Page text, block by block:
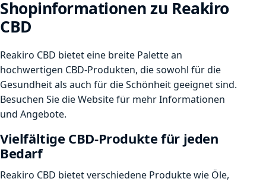
Shopinformationen zu Reakiro
CBD
Reakiro CBD bietet eine breite Palette an
hochwertigen CBD-Produkten, die sowohl für die
Gesundheit als auch für die Schönheit geeignet sind.
Besuchen Sie die Website für mehr Informationen
und Angebote.
Vielfältige CBD-Produkte für jeden
Bedarf
Reakiro CBD bietet verschiedene Produkte wie Öle,